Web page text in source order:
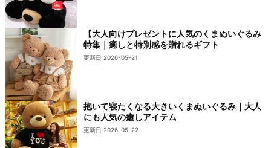
【大人向けプレゼントに人気のくまぬいぐるみ
特集｜癒しと特別感を贈れるギフト
更新日 2026-05-21
抱いて寝たくなる大きいくまぬいぐるみ｜大人
にも人気の癒しアイテム
更新日 2026-05-22